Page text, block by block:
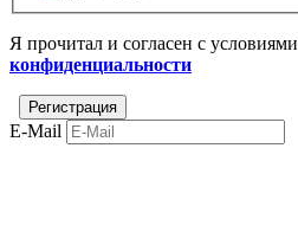
Я прочитал и согласен с условиями
конфиденциальности
E-Mail